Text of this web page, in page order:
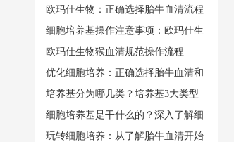
欧玛仕生物：正确选择胎牛血清流程
细胞培养基操作注意事项：欧玛仕生
欧玛仕生物猴血清规范操作流程
优化细胞培养：正确选择胎牛血清和
培养基分为哪几类？培养基3大类型
细胞培养基是干什么的？深入了解细
玩转细胞培养：从了解胎牛血清开始